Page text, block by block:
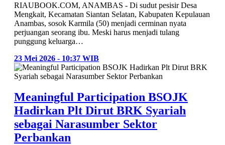
RIAUBOOK.COM, ANAMBAS - Di sudut pesisir Desa
Mengkait, Kecamatan Siantan Selatan, Kabupaten Kepulauan
Anambas, sosok Karmila (50) menjadi cerminan nyata
perjuangan seorang ibu. Meski harus menjadi tulang
punggung keluarga…
23 Mei 2026 - 10:37 WIB
Meaningful Participation BSOJK
Hadirkan Plt Dirut BRK Syariah
sebagai Narasumber Sektor
Perbankan